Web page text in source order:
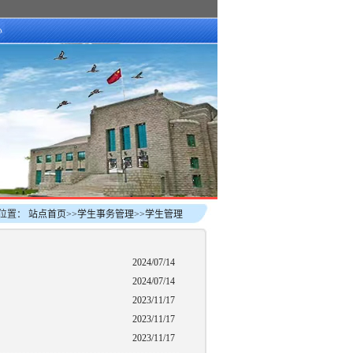
置： 站点首页>>学生事务管理>>学生管理
2024/07/14
2024/07/14
2023/11/17
2023/11/17
2023/11/17